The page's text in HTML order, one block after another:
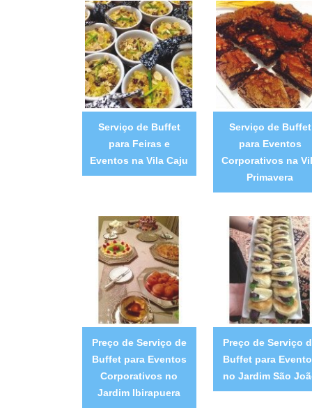
Serviço de Buffet
para Feiras e
Eventos na Vila Caju
Serviço de Buffet
para Eventos
Corporativos na
Primavera
Preço de Serviço de
Buffet para Eventos
Corporativos no
Jardim Ibirapuera
Preço de Serviço
Buffet para
no Jardim São